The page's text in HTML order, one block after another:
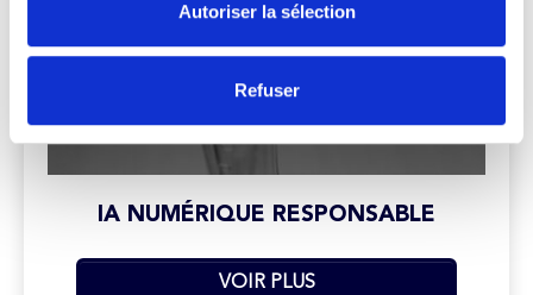
Autoriser la sélection
Refuser
IA NUMÉRIQUE RESPONSABLE
VOIR PLUS